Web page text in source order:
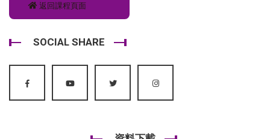
返回課程頁面
SOCIAL SHARE